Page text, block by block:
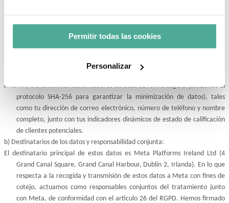
Permitir todas las cookies
Personalizar
retroalimentación en el que compartimos el estado de calificación de tu
optimizar los algoritmos publicitarios de la plataforma (Marketing
personalizados y similares de Meta).
A tal fin, transmitimos identificadores cifrados de forma segura (utilizando el
protocolo SHA-256 para garantizar la minimización de datos), tales
como tu dirección de correo electrónico, número de teléfono y nombre
completo, junto con tus indicadores dinámicos de estado de calificación
de clientes potenciales.
b) Destinatarios de los datos y responsabilidad conjunta:
El destinatario principal de estos datos es Meta Platforms Ireland Ltd (4
Grand Canal Square, Grand Canal Harbour, Dublín 2, Irlanda). En lo que
respecta a la recogida y transmisión de estos datos a Meta con fines de
cotejo, actuamos como responsables conjuntos del tratamiento junto
con Meta, de conformidad con el artículo 26 del RGPD. Hemos firmado